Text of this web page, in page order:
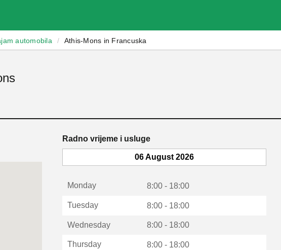
automobila / Athis-Mons in Francuska
Radno vrijeme i usluge
06 August 2026
Monday 8:00 - 18:00
Tuesday 8:00 - 18:00
Wednesday 8:00 - 18:00
Thursday 8:00 - 18:00